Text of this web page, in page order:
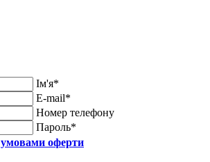
Ім'я*
E-mail*
Номер телефону
Пароль*
умовами оферти